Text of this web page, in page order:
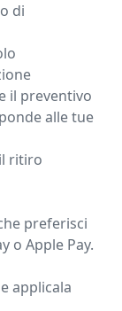
di
il preventivo
alle tue
ritiro
preferisci
o Apple Pay.
applicala